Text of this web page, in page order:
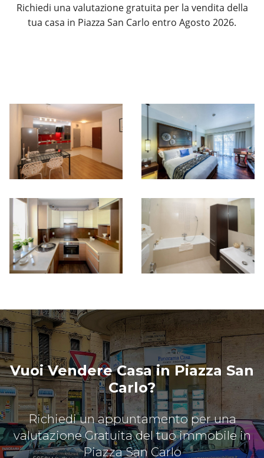
Richiedi una valutazione gratuita per la vendita della
tua casa in Piazza San Carlo entro Agosto 2026.
Vuoi Vendere Casa in Piazza San
Carlo?
Richiedi un appuntamento per una
valutazione Gratuita del tuo immobile in
Piazza San Carlo